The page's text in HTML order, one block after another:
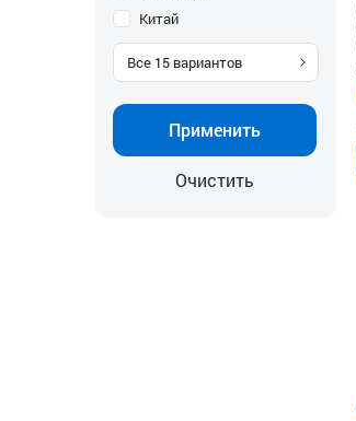
Китай
Все 15 вариантов
Применить
Очистить